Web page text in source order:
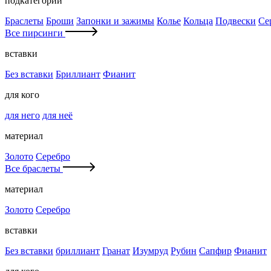
Браслеты Броши Запонки и зажимы Колье Кольца Подвески
Все пирсинги
вставки
Без вставки Бриллиант Фианит
для кого
для него для неё
материал
Золото Серебро
Все браслеты
материал
Золото Серебро
вставки
Без вставки бриллиант Гранат Изумруд Рубин Сапфир Фианит